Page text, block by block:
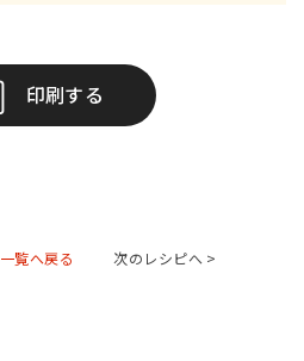
印刷する
一覧へ戻る 次のレシピへ >